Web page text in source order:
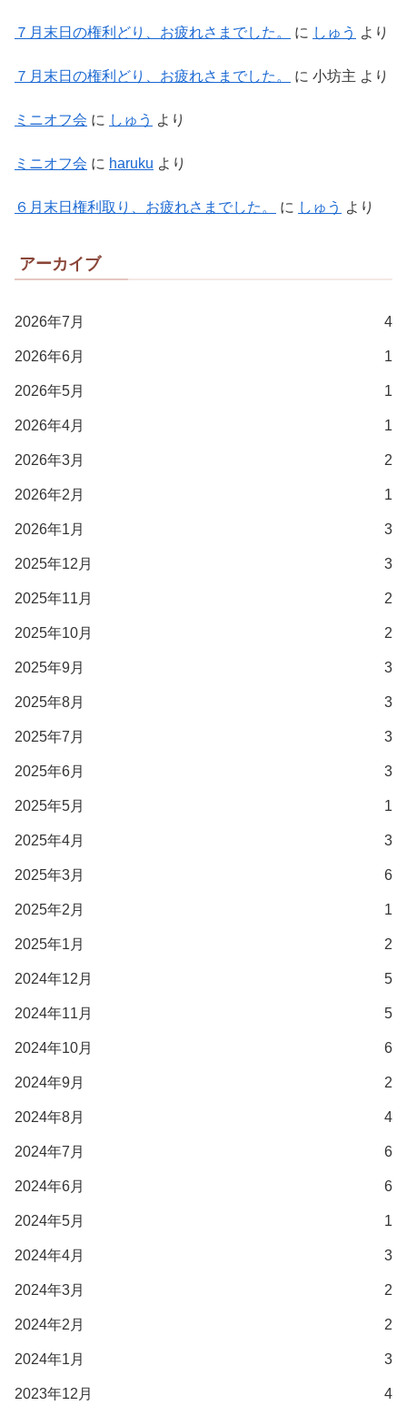
７月末日の権利どり、お疲れさまでした。 に しゅう より
７月末日の権利どり、お疲れさまでした。 に 小坊主 より
ミニオフ会 に しゅう より
ミニオフ会 に haruku より
６月末日権利取り、お疲れさまでした。 に しゅう より
アーカイブ
2026年7月 4
2026年6月 1
2026年5月 1
2026年4月 1
2026年3月 2
2026年2月 1
2026年1月 3
2025年12月 3
2025年11月 2
2025年10月 2
2025年9月 3
2025年8月 3
2025年7月 3
2025年6月 3
2025年5月 1
2025年4月 3
2025年3月 6
2025年2月 1
2025年1月 2
2024年12月 5
2024年11月 5
2024年10月 6
2024年9月 2
2024年8月 4
2024年7月 6
2024年6月 6
2024年5月 1
2024年4月 3
2024年3月 2
2024年2月 2
2024年1月 3
2023年12月 4